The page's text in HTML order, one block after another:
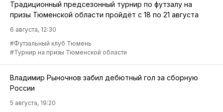
Традиционный предсезонный турнир по футзалу на
призы Тюменской области пройдёт с 18 по 21 августа
6 августа, 12:30
#Футзальный клуб Тюмень
#Турнир на призы Тюменской области
Владимир Рыночнов забил дебютный гол за сборную
России
5 августа, 19:20